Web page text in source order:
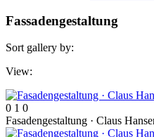
Fassadengestaltung
Sort gallery by:
View:
0 1 0
Fasadengestaltung · Claus